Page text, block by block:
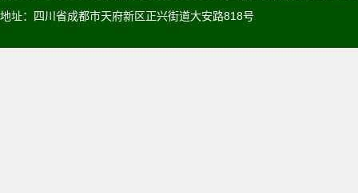
地址：四川省成都市天府新区正兴街道大安路818号